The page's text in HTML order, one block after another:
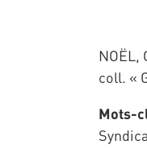
NOËL,
coll. «
Mots-